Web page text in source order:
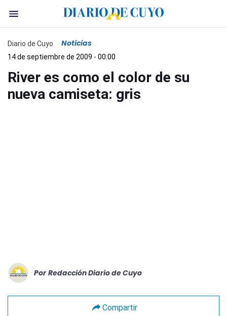
Diario de Cuyo Noticias
14 de septiembre de 2009 - 00:00
River es como el color de su
nueva camiseta: gris
Por Redacción Diario de Cuyo
Compartir